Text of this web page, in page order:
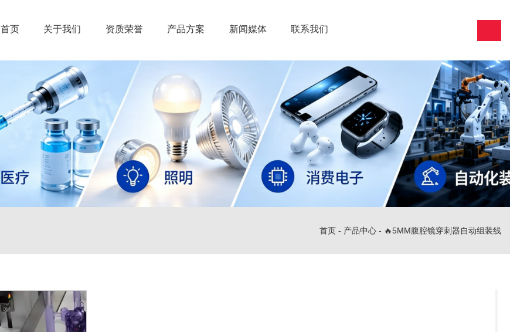
首页 关于我们 资质荣誉 产品方案 新闻媒体 联系我们
首页 - 产品中心 - 🔥5MM腹腔镜穿刺器自动组装线